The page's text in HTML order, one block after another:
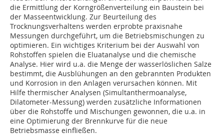
die Ermittlung der Korngrößenverteilung ein Baustein bei
der Masseentwicklung. Zur Beurteilung des
Trocknungsverhaltens werden erprobte praxisnahe
Messungen durchgeführt, um die Betriebsmischungen zu
optimieren. Ein wichtiges Kriterium bei der Auswahl von
Rohstoffen spielen die Eluatanalyse und die chemische
Analyse. Hier wird u.a. die Menge der wasserlöslichen Salze
bestimmt, die Ausblühungen an den gebrannten Produkten
und Korrosion in den Anlagen verursachen können. Mit
Hilfe thermischer Analysen (Simultanthermoanalyse,
Dilatometer-Messung) werden zusätzliche Informationen
über die Rohstoffe und Mischungen gewonnen, die u.a. in
eine Optimierung der Brennkurve für die neue
Betriebsmasse einfließen.